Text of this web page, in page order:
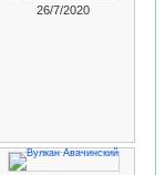
26/7/2020